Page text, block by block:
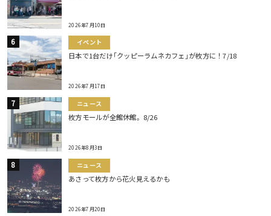
2026年7月10日
イベント
日本で1台だけ｢クッピーラムネカフェ｣が枚方に！7/18
2026年7月17日
ニュース
枚方モールが全館休館。8/26
2026年8月3日
ニュース
あさって枚方から花火見えるかも
2026年7月20日